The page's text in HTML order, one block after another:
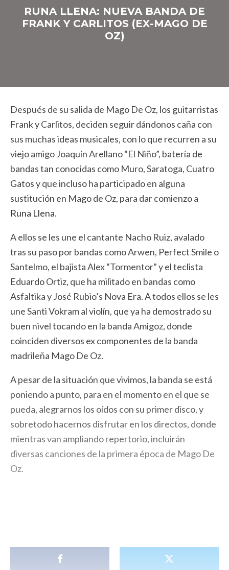
RUNA LLENA: NUEVA BANDA DE
FRANK Y CARLITOS (EX-MAGO DE
OZ)
Después de su salida de Mago De Oz, los guitarristas
Frank y Carlitos, deciden seguir dándonos caña con
sus muchas ideas musicales, con lo que recurren a su
viejo amigo Joaquín Arellano “El Niño”, batería de
bandas tan conocidas como Muro, Saratoga, Cuatro
Gatos y que incluso ha participado en alguna
sustitución en Mago de Oz, para dar comienzo a
Runa Llena.
A ellos se les une el cantante Nacho Ruiz, avalado
tras su paso por bandas como Arwen, Perfect Smile o
Santelmo, el bajista Alex “Tormentor” y el teclista
Eduardo Ortiz, que ha militado en bandas como
Asfaltika y José Rubio’s Nova Era. A todos ellos se les
une Santi Vokram al violín, que ya ha demostrado su
buen nivel tocando en la banda Amigoz, donde
coinciden diversos ex componentes de la banda
madrileña Mago De Oz.
A pesar de la situación que vivimos, la banda se está
poniendo a punto, para en el momento en el que se
pueda, alegrarnos los oídos con su primer disco, y
sobretodo hacernos disfrutar en los directos, donde
mientras van ampliando repertorio, incluirán
diversas canciones de la primera época de Mago De
Oz.